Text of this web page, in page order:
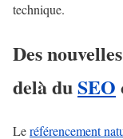
technique.
Des
delà duSEO
Leréférencement